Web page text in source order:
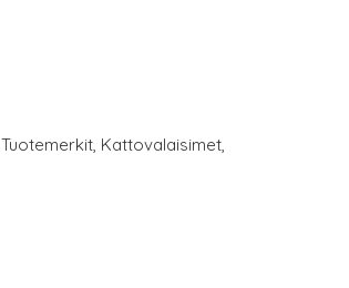
Tuotemerkit, Kattovalaisimet,